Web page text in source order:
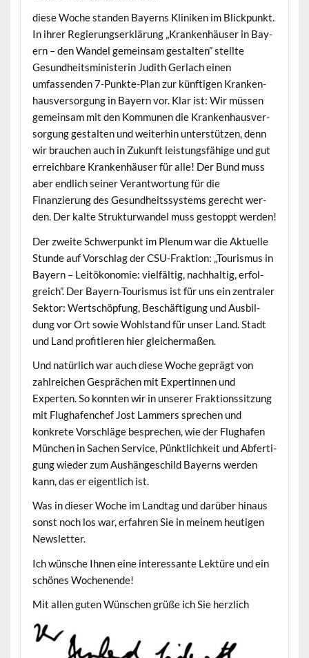
diese Woche standen Bay­erns Kliniken im Blick­punkt.
In ihrer Regierungserk­lärung „Kranken­häuser in Bay­
ern – den Wan­del gemein­sam gestal­ten” stellte
Gesund­heitsmin­is­terin Judith Ger­lach einen
umfassenden 7‑Punk­te-Plan zur kün­fti­gen Kranken­
hausver­sorgung in Bay­ern vor. Klar ist: Wir müssen
gemein­sam mit den Kom­munen die Kranken­hausver­
sorgung gestal­ten und weit­er­hin unter­stützen, denn
wir brauchen auch in Zukun­ft leis­tungs­fähige und gut
erre­ich­bare Kranken­häuser für alle! Der Bund muss
aber endlich sein­er Ver­ant­wor­tung für die
Finanzierung des Gesund­heitssys­tems gerecht wer­
den. Der kalte Struk­tur­wan­del muss gestoppt werden!
Der zweite Schw­er­punkt im Plenum war die Aktuelle
Stunde auf Vorschlag der CSU-Frak­tion: „Touris­mus in
Bay­ern – Leitökonomie: vielfältig, nach­haltig, erfol­
gre­ich”. Der Bay­ern-Touris­mus ist für uns ein zen­traler
Sek­tor: Wertschöp­fung, Beschäf­ti­gung und Aus­bil­
dung vor Ort sowie Wohl­stand für unser Land. Stadt
und Land prof­i­tieren hier gleichermaßen.
Und natür­lich war auch diese Woche geprägt von
zahlre­ichen Gesprächen mit Exper­tin­nen und
Experten. So kon­nten wir in unser­er Frak­tion­ssitzung
mit Flughafenchef Jost Lam­mers sprechen und
konkrete Vorschläge besprechen, wie der Flughafen
München in Sachen Ser­vice, Pünk­tlichkeit und Abfer­ti­
gung wieder zum Aushängeschild Bay­erns wer­den
kann, das er eigentlich ist.
Was in dieser Woche im Land­tag und darüber hin­aus
son­st noch los war, erfahren Sie in meinem heuti­gen
Newsletter.
Ich wün­sche Ihnen eine inter­es­sante Lek­türe und ein
schönes Wochenende!
Mit allen guten Wün­schen grüße ich Sie herzlich